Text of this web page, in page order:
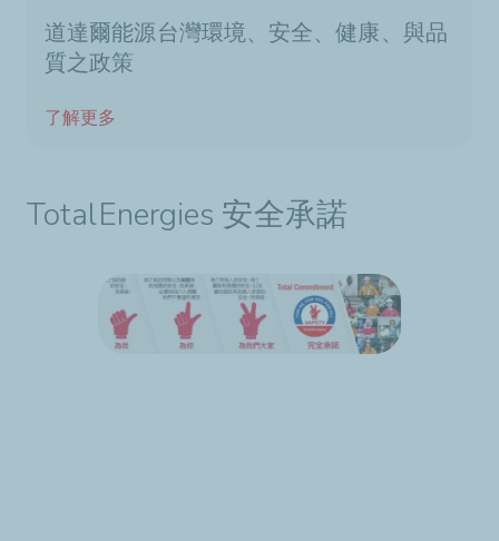
道達爾能源台灣環境、安全、健康、與品
質之政策
了解更多
TotalEnergies 安全承諾